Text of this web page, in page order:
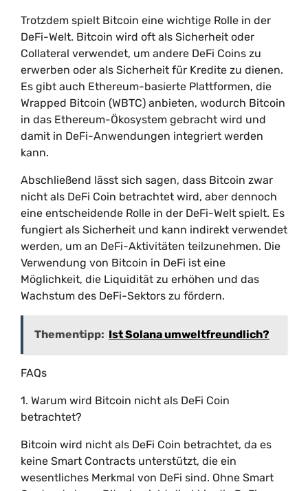
Trotzdem spielt Bitcoin eine wichtige Rolle in der
DeFi-Welt. Bitcoin wird oft als Sicherheit oder
Collateral verwendet, um andere DeFi Coins zu
erwerben oder als Sicherheit für Kredite zu dienen.
Es gibt auch Ethereum-basierte Plattformen, die
Wrapped Bitcoin (WBTC) anbieten, wodurch Bitcoin
in das Ethereum-Ökosystem gebracht wird und
damit in DeFi-Anwendungen integriert werden
kann.
Abschließend lässt sich sagen, dass Bitcoin zwar
nicht als DeFi Coin betrachtet wird, aber dennoch
eine entscheidende Rolle in der DeFi-Welt spielt. Es
fungiert als Sicherheit und kann indirekt verwendet
werden, um an DeFi-Aktivitäten teilzunehmen. Die
Verwendung von Bitcoin in DeFi ist eine
Möglichkeit, die Liquidität zu erhöhen und das
Wachstum des DeFi-Sektors zu fördern.
Thementipp: Ist Solana umweltfreundlich?
FAQs
1. Warum wird Bitcoin nicht als DeFi Coin
betrachtet?
Bitcoin wird nicht als DeFi Coin betrachtet, da es
keine Smart Contracts unterstützt, die ein
wesentliches Merkmal von DeFi sind. Ohne Smart